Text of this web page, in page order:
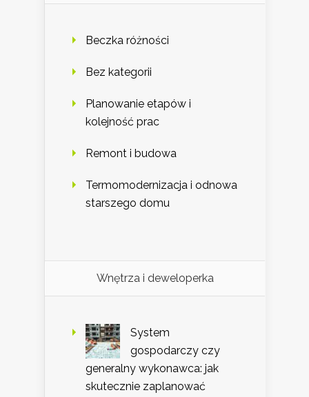
Beczka różności
Bez kategorii
Planowanie etapów i
kolejność prac
Remont i budowa
Termomodernizacja i odnowa
starszego domu
Wnętrza i deweloperka
System
gospodarczy czy
generalny wykonawca: jak
skutecznie zaplanować